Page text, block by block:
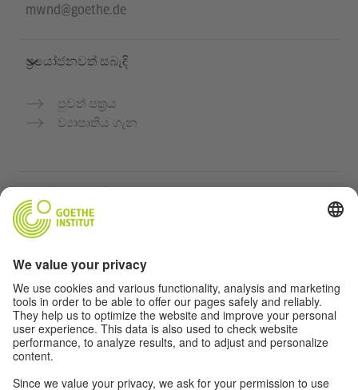
mwnd@goethe.de
ප්‍රයෝජනවත් සබැඳි
පුවත් පත්‍රය
ව්‍යාපෘතිය ගැන
ගෝතේ ආයතනයේ ජර්මන් භාෂා පාඨමාලා
ගුරුවරුන් සඳහා පෝර්ටලය "Deutschstunde"
රහස්‍යතා සහ ප්‍රවේශය